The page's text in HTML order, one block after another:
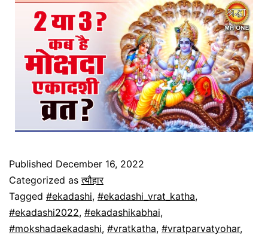
Published December 16, 2022
Categorized asत्यौहार
Tagged #ekadashi, #ekadashi_vrat_katha,
#ekadashi2022, #ekadashikabhai,
#mokshadaekadashi, #vratkatha, #vratparvatyohar,